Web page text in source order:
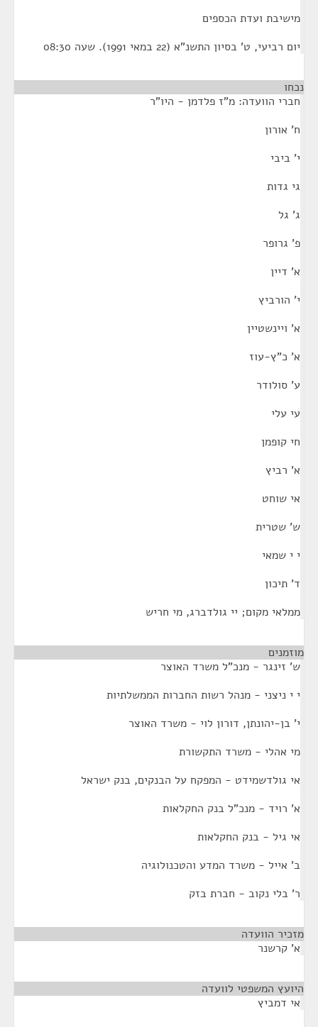
מישיבת ועדת הכספים
יום רביעי, ט' בסיון התשנ"א (22 במאי 1991). שעה 08:30
נכחו
חברי הוועדה: מ"ז פלדמן - היו"ר
ח' אורון
י' ביבי
גי גדות
ג' גל
פ' גרופר
א' דיין
י' הורביץ
א' ויינשטיין
א' כ"ץ-עוז
ע' סולודר
עי עלי
חי קופמן
א' רביץ
אי שוחט
ש' שטרית
י י שמאי
ד' תיכון
ממלאי מקום; יי גולדברג, מי חריש
מוזמנים
ש' זינגר - מנכ"ל משרד האוצר
י י ניצני - מנהל רשות החברות הממשלתיות
י' בן-יהונתן, דורון לוי - משרד האוצר
מי אהלי - משרד התקשורת
אי גולדשמידט - המפקח על הבנקים, בנק ישראל
א' רויד - מנכ"ל בנק החקלאות
אי גיל - בנק החקלאות
ב' אייל - משרד המדע והטכנולוגיה
ר' בלי נקוב - חברת בזק
מזכיר הוועדה
א' קרשנר
היועץ המשפטי לוועדה
אי דמביץ